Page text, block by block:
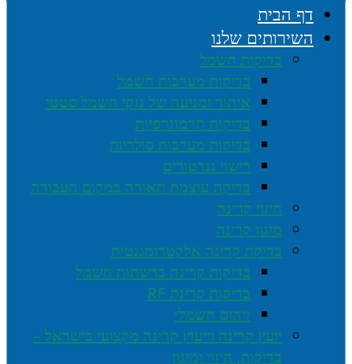
דף הבית
השירותים שלנו
בדיקות חשמל
בדיקות מערכות חשמל
איתור ומניעה של נזקי חשמל סטטי
בדיקות תרמוגרפיות
בדיקות מערכות סולריות
רישוי גנרטורים
בדיקת עוצמת תאורה במקום העבודה
חיזוי קרינה
מיגון קרינה
בדיקת קרינה אלקטרומגנטית
בדיקות קרינה ברשתות חשמל
בדיקות קרינת RF
זיהום חשמלי
יועץ קרינה וייעוץ קרינה מקצועי בישראל –
בדיקות, חיזוי ומיגון